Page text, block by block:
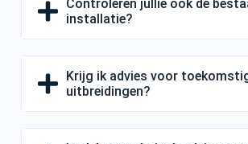
Controleren jullie ook de
installatie?
Krijg ik advies voor
uitbreidingen?